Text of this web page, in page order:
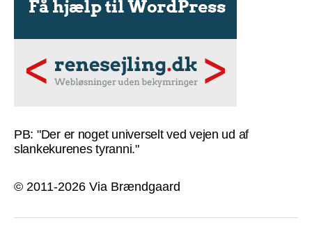
PB: "Der er noget universelt ved vejen ud af
slankekurenes tyranni."
© 2011-2026 Via Brændgaard